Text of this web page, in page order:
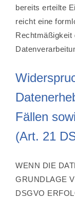
bereits erteilte
reicht eine
Rechtmäßigkeit
Fällen
(Art. 21
WENN DIE
GRUNDLAGE
DSGVO